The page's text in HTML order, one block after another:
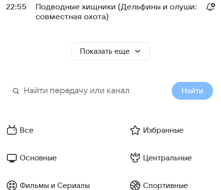
22:55
Подводные хищники (Дельфины и олуши:
совместная охота)
Показать еще
Найти
Все Избранные
Основные Центральные
Фильмы и Сериалы Спортивные